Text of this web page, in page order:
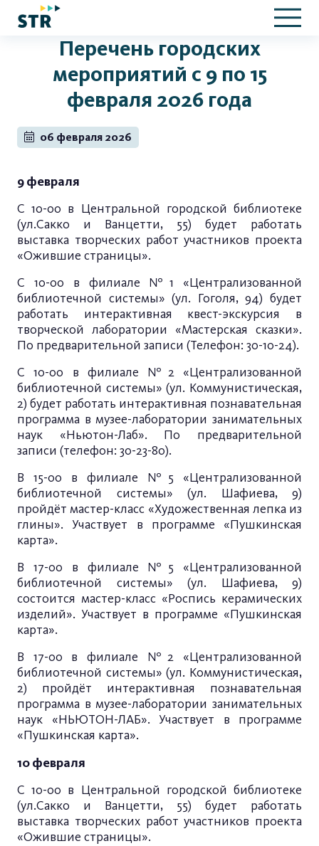
Перечень городских
мероприятий с 9 по 15
февраля 2026 года
06 февраля 2026
9 февраля
С 10-00 в Центральной городской библиотеке
(ул.Сакко и Ванцетти, 55) будет работать
выставка творческих работ участников проекта
«Ожившие страницы».
С 10-00 в филиале №1 «Централизованной
библиотечной системы» (ул. Гоголя, 94) будет
работать интерактивная квест-экскурсия в
творческой лаборатории «Мастерская сказки».
По предварительной записи (Телефон: 30-10-24).
С 10-00 в филиале №2 «Централизованной
библиотечной системы» (ул. Коммунистическая,
2) будет работать интерактивная познавательная
программа в музее-лаборатории занимательных
наук «Ньютон-Лаб». По предварительной
записи (телефон: 30-23-80).
В 15-00 в филиале №5 «Централизованной
библиотечной системы» (ул. Шафиева, 9)
пройдёт мастер-класс «Художественная лепка из
глины». Участвует в программе «Пушкинская
карта».
В 17-00 в филиале №5 «Централизованной
библиотечной системы» (ул. Шафиева, 9)
состоится мастер-класс «Роспись керамических
изделий». Участвует в программе «Пушкинская
карта».
В 17-00 в филиале №2 «Централизованной
библиотечной системы» (ул. Коммунистическая,
2) пройдёт интерактивная познавательная
программа в музее-лаборатории занимательных
наук «НЬЮТОН-ЛАБ». Участвует в программе
«Пушкинская карта».
10 февраля
С 10-00 в Центральной городской библиотеке
(ул.Сакко и Ванцетти, 55) будет работать
выставка творческих работ участников проекта
«Ожившие страницы».